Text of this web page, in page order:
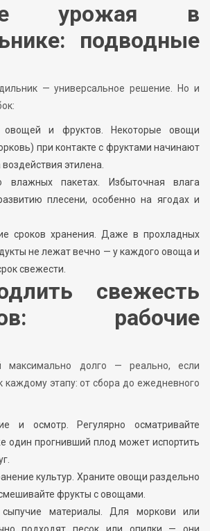
урожая в
подводные
— универсальное решение. Но и
овощей и фруктов. Некоторые овощи
при контакте с фруктами начинают
этилена.
влажных пакетах. Избыточная влага
плесени, особенно на ягодах и
сроков хранения. Даже в прохладных
не лежат вечно — у каждого овоща и
свежести.
свежесть
рабочие
максимально долго — реально, если
каждому этапу: от сбора до ежедневного
и осмотр. Регулярно осматривайте
один прогнивший плод может испортить
культур. Храните овощи раздельно
фрукты с овощами.
сыпучие материалы. Для моркови или